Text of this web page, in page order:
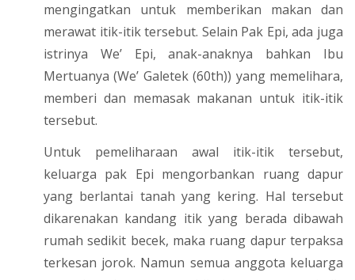
mengingatkan untuk memberikan makan dan
merawat itik-itik tersebut. Selain Pak Epi, ada juga
istrinya We’ Epi, anak-anaknya bahkan Ibu
Mertuanya (We’ Galetek (60th)) yang memelihara,
memberi dan memasak makanan untuk itik-itik
tersebut.
Untuk pemeliharaan awal itik-itik tersebut,
keluarga pak Epi mengorbankan ruang dapur
yang berlantai tanah yang kering. Hal tersebut
dikarenakan kandang itik yang berada dibawah
rumah sedikit becek, maka ruang dapur terpaksa
terkesan jorok. Namun semua anggota keluarga